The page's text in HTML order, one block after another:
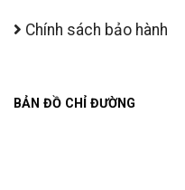
Chính sách bảo hành
BẢN ĐỒ CHỈ ĐƯỜNG